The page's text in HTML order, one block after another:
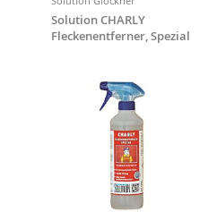
Solution CHARLY
Fleckenentferner, Spezial